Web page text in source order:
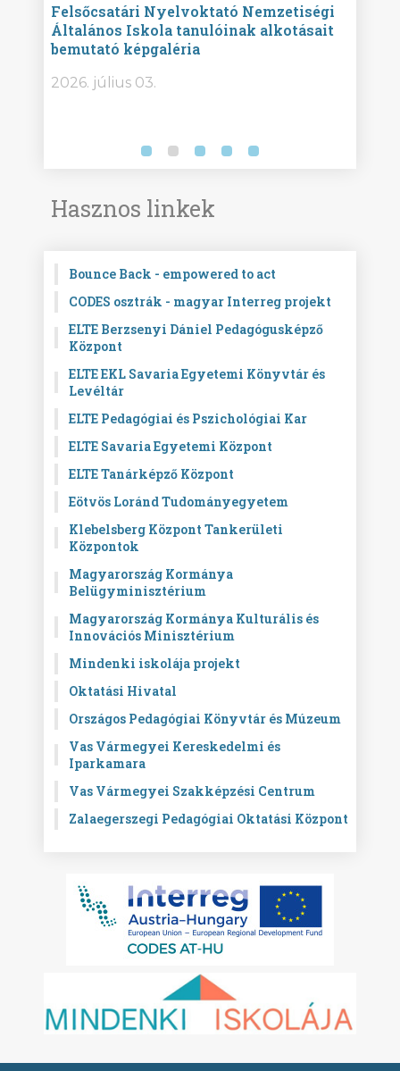
Felsőcsatári Nyelvoktató Nemzetiségi
Általános Iskola tanulóinak alkotásait
bemutató képgaléria
2026. július 03.
Hasznos linkek
Bounce Back - empowered to act
CODES osztrák - magyar Interreg projekt
ELTE Berzsenyi Dániel Pedagógusképző
Központ
ELTE EKL Savaria Egyetemi Könyvtár és
Levéltár
ELTE Pedagógiai és Pszichológiai Kar
ELTE Savaria Egyetemi Központ
ELTE Tanárképző Központ
Eötvös Loránd Tudományegyetem
Klebelsberg Központ Tankerületi
Központok
Magyarország Kormánya
Belügyminisztérium
Magyarország Kormánya Kulturális és
Innovációs Minisztérium
Mindenki iskolája projekt
Oktatási Hivatal
Országos Pedagógiai Könyvtár és Múzeum
Vas Vármegyei Kereskedelmi és
Iparkamara
Vas Vármegyei Szakképzési Centrum
Zalaegerszegi Pedagógiai Oktatási Központ